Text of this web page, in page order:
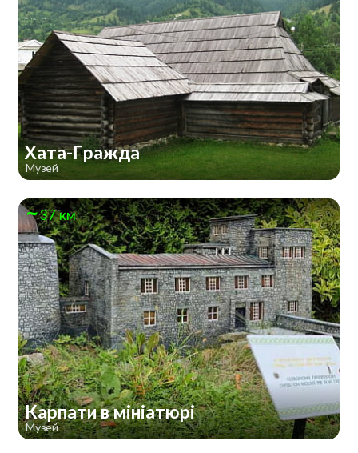
Хата-Гражда
Музей
37 км
Карпати в мініатюрі
Музей